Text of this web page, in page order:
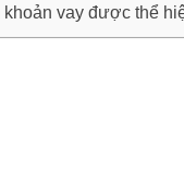
vay được thể